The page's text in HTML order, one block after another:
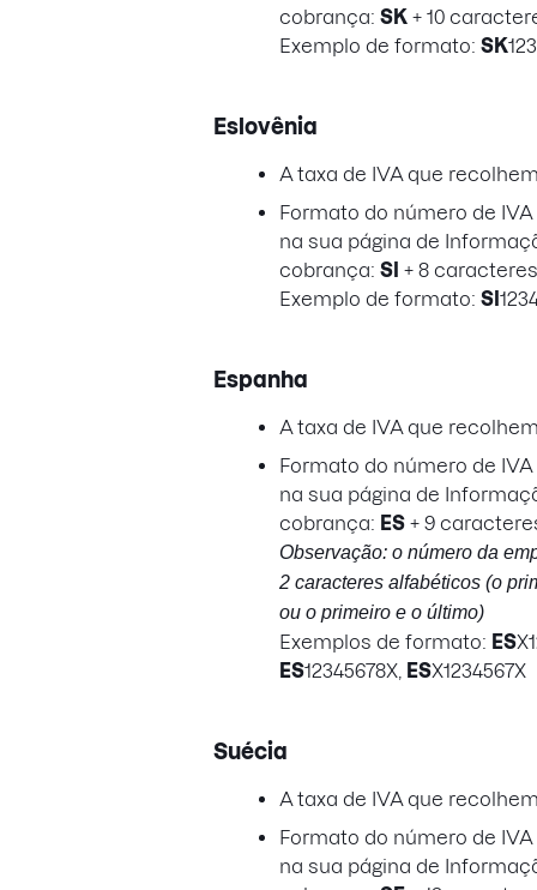
cobrança: SK + 10
Exemplo de formato: SK
Eslovênia
A taxa de IVA que
Formato do número de
na sua página de
cobrança: SI + 8 caracteres
Exemplo de formato: SI
Espanha
A taxa de IVA que
Formato do número de
na sua página de
cobrança: ES + 9
Observação: o número da
2 caracteres alfabéticos (o
ou o primeiro e o último)
Exemplos de formato: ES
ES12345678X, ESX1234567X
Suécia
A taxa de IVA que
Formato do número de
na sua página de